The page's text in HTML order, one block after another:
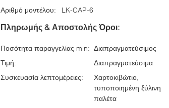
Αριθμό μοντέλου:
LK-CAP-6
Πληρωμής & Αποστολής Όροι:
Ποσότητα παραγγελίας min: Διαπραγματεύσιμος
Τιμή:
Διαπραγματεύσιμα
Συσκευασία λεπτομέρειες:
Χαρτοκιβώτιο,
τυποποιημένη ξύλινη
παλέτα